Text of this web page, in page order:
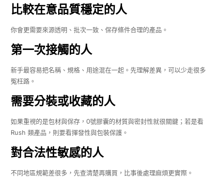
比較在意品質穩定的人
你會更需要來源透明、批次一致、保存條件合理的產品。
第一次接觸的人
新手最容易把名稱、規格、用途混在一起。先理解差異，可以少走很多
冤枉路。
需要分裝或收藏的人
如果重視的是包材與保存，0號膠囊的材質與密封性就很關鍵；若是看
Rush 類產品，則要看揮發性與包裝保護。
對合法性敏感的人
不同地區規範差很多，先查清楚再購買，比事後處理麻煩更實際。